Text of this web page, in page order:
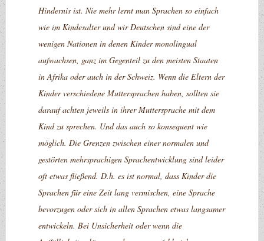
Hindernis ist. Nie mehr lernt man Sprachen so einfach
wie im Kindesalter und wir Deutschen sind eine der
wenigen Nationen in denen Kinder monolingual
aufwachsen, ganz im Gegenteil zu den meisten Staaten
in Afrika oder auch in der Schweiz. Wenn die Eltern der
Kinder verschiedene Muttersprachen haben, sollten sie
darauf achten jeweils in ihrer Muttersprache mit dem
Kind zu sprechen. Und das auch so konsequent wie
möglich. Die Grenzen zwischen einer normalen und
gestörten mehrsprachigen Sprachentwicklung sind leider
oft etwas fließend. D.h. es ist normal, dass Kinder die
Sprachen für eine Zeit lang vermischen, eine Sprache
bevorzugen oder sich in allen Sprachen etwas langsamer
entwickeln. Bei Unsicherheit oder wenn die